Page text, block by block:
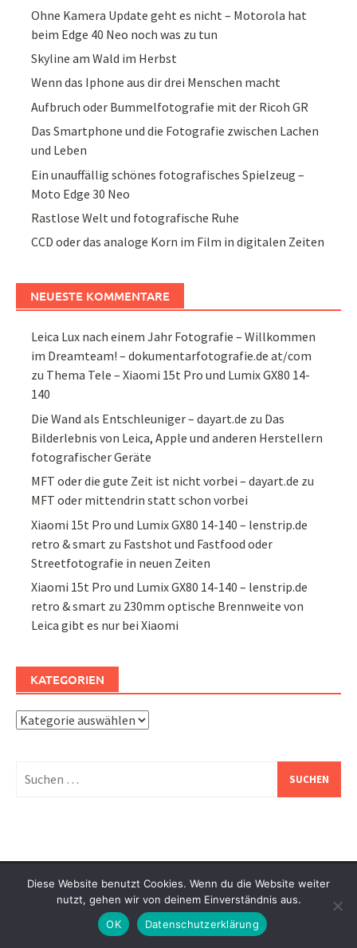
Ohne Kamera Update geht es nicht – Motorola hat
beim Edge 40 Neo noch was zu tun
Skyline am Wald im Herbst
Wenn das Iphone aus dir drei Menschen macht
Aufbruch oder Bummelfotografie mit der Ricoh GR
Das Smartphone und die Fotografie zwischen Lachen
und Leben
Ein unauffällig schönes fotografisches Spielzeug –
Moto Edge 30 Neo
Rastlose Welt und fotografische Ruhe
CCD oder das analoge Korn im Film in digitalen Zeiten
NEUESTE KOMMENTARE
Leica Lux nach einem Jahr Fotografie – Willkommen
im Dreamteam! – dokumentarfotografie.de at/com
zu Thema Tele – Xiaomi 15t Pro und Lumix GX80 14-
140
Die Wand als Entschleuniger – dayart.de zu Das
Bilderlebnis von Leica, Apple und anderen Herstellern
fotografischer Geräte
MFT oder die gute Zeit ist nicht vorbei – dayart.de zu
MFT oder mittendrin statt schon vorbei
Xiaomi 15t Pro und Lumix GX80 14-140 – lenstrip.de
retro & smart zu Fastshot und Fastfood oder
Streetfotografie in neuen Zeiten
Xiaomi 15t Pro und Lumix GX80 14-140 – lenstrip.de
retro & smart zu 230mm optische Brennweite von
Leica gibt es nur bei Xiaomi
KATEGORIEN
Kategorien
nach:
Life and Lenses – Creative photography and creative
moments – Ich lese und fotografiere gerne. Diese Webseite
dient dem Mitteilen von Gedanken und Erfahrungen mit
Diese Website benutzt Cookies. Wenn du die Website weiter
nutzt, gehen wir von deinem Einverständnis aus.
OK
Datenschutzerklärung